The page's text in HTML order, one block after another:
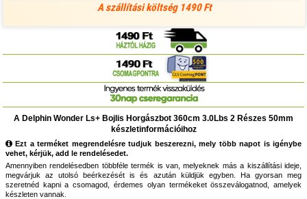
A szállítási költség 1490 Ft
A Delphin Wonder Ls+ Bojlis Horgászbot 360cm 3.0Lbs 2 Részes 50mm
készletinformációihoz
Ezt a terméket megrendelésre tudjuk beszerezni, mely több napot is igénybe
vehet, kérjük, add le rendelésedet.
Amennyiben rendelésedben többféle termék is van, melyeknek más a kiszállítási ideje,
megvárjuk az utolsó beérkezését is és azután küldjük egyben. Ha gyorsan meg
szeretnéd kapni a csomagod, érdemes olyan termékeket összeválogatnod, amelyek
készleten vannak.